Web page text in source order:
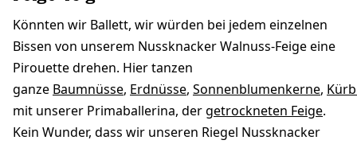
Könnten wir Ballett, wir würden bei jedem einzelnen
Bissen von unserem Nussknacker Walnuss-Feige eine
Pirouette drehen. Hier tanzen
ganze Baumnüsse, Erdnüsse, Sonnenblumenkerne,
mit unserer Primaballerina, dergetrockneten Feige.
Kein Wunder, dass wir unseren Riegel Nussknacker